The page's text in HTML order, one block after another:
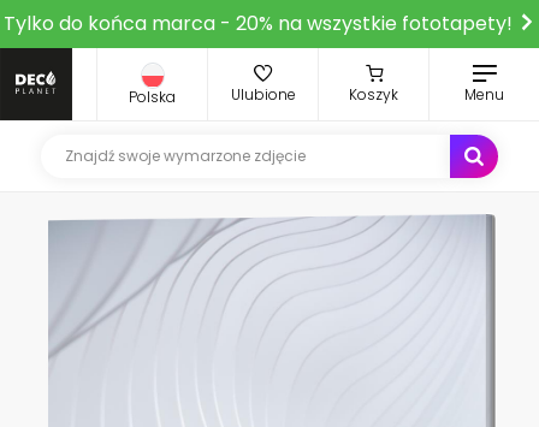
Tylko do końca marca - 20% na wszystkie fototapety!
Polska Ulubione Koszyk Menu